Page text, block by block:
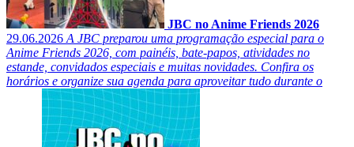
JBC no Anime Friends 2026
29.06.2026 A JBC preparou uma programação especial para o
Anime Friends 2026, com painéis, bate-papos, atividades no
estande, convidados especiais e muitas novidades. Confira os
horários e organize sua agenda para aproveitar tudo durante o